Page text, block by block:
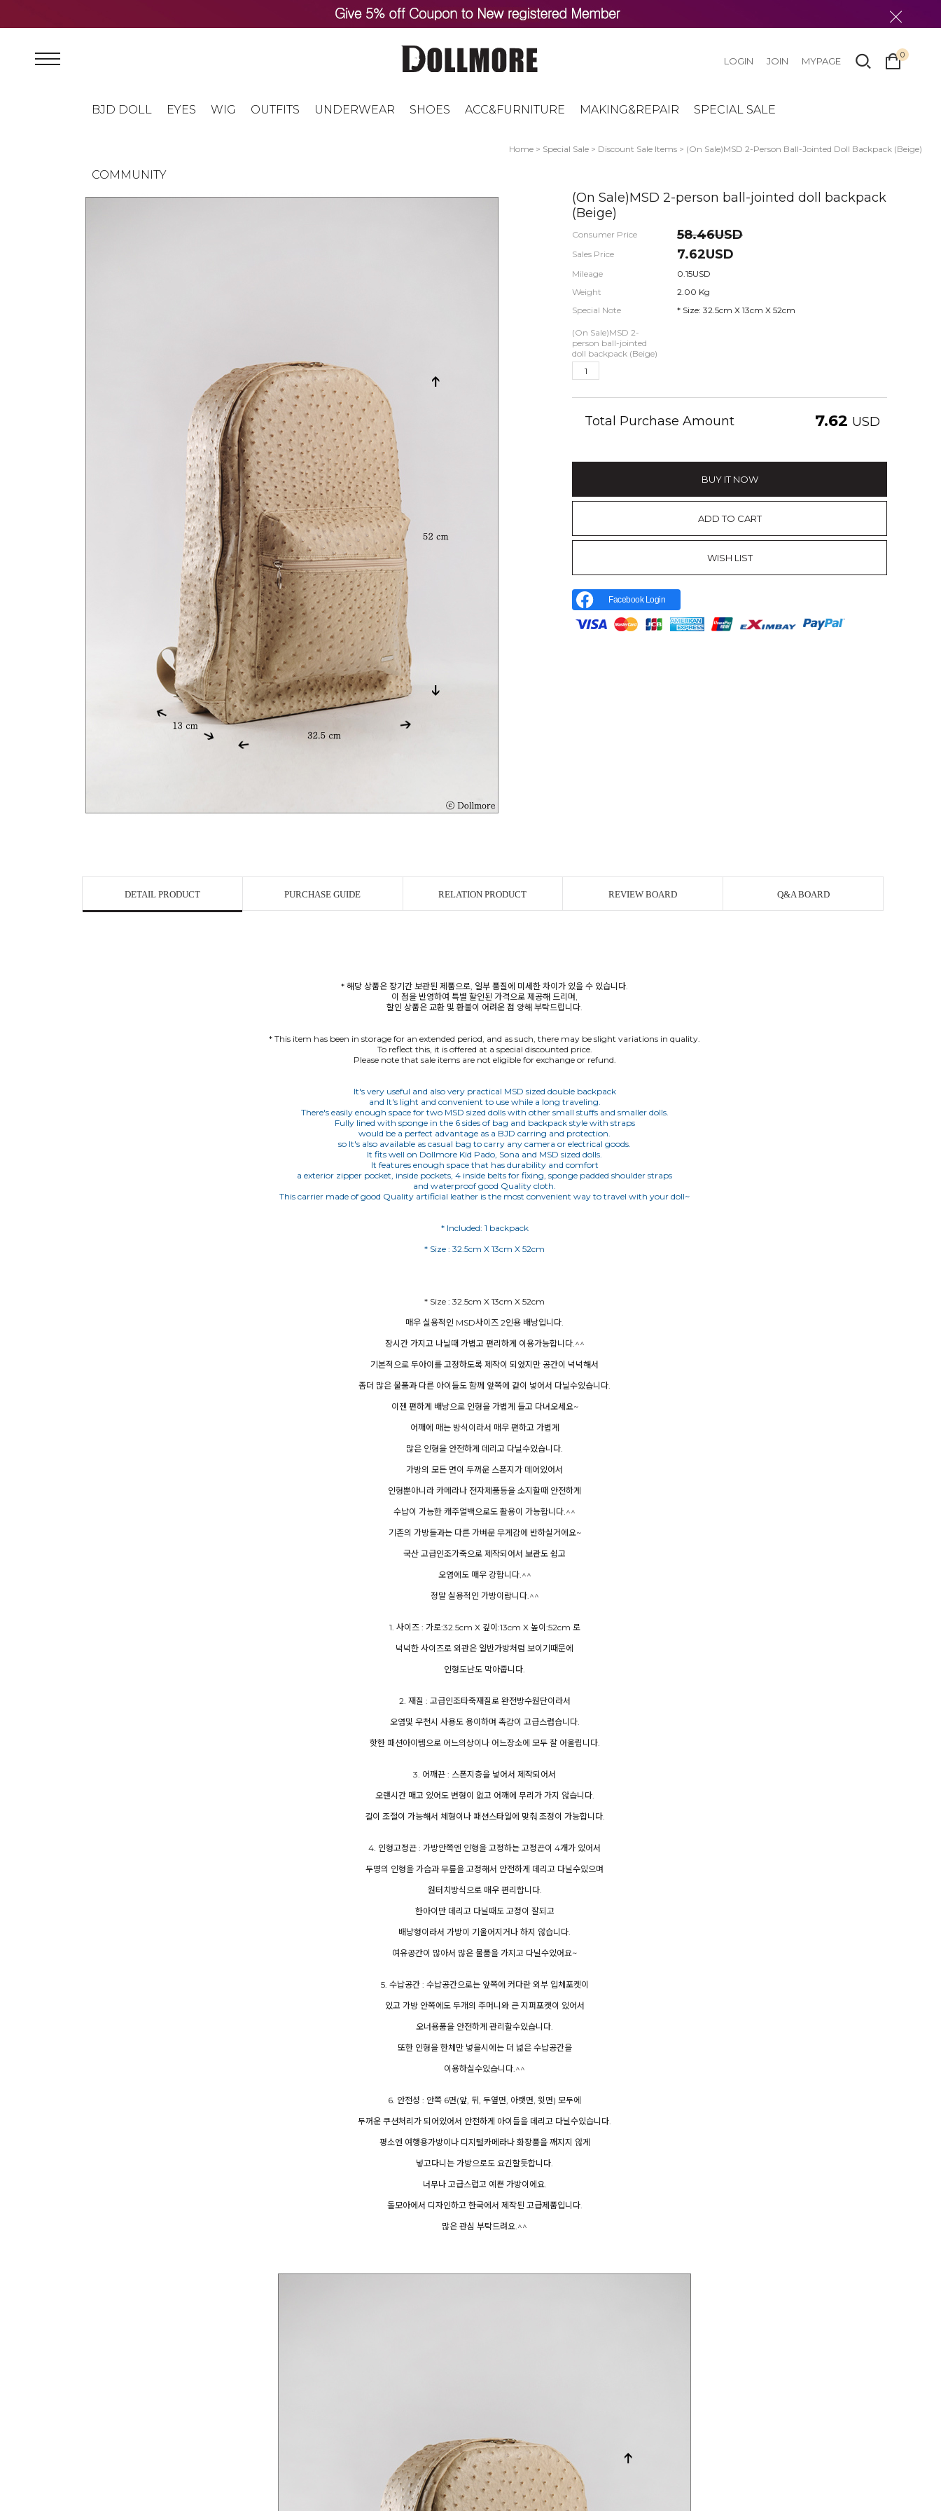
BJD DOLL EYES WIG OUTFITS UNDERWEAR SHOES ACC&FURNITURE MAKING&REPAIR SPECIAL SALE
COMMUNITY
LOGIN JOIN MYPAGE
0
Home > Special Sale > Discount Sale Items > (On Sale)MSD 2-Person Ball-Jointed Doll Backpack (Beige)
(On Sale)MSD 2-person ball-jointed doll backpack
(Beige)
Consumer Price 58.46USD
Sales Price 7.62USD
Mileage
0.15USD
Weight
2.00 Kg
Special Note
* Size: 32.5cm X 13cm X 52cm
(On Sale)MSD 2-
person ball-jointed
doll backpack (Beige)
Total Purchase Amount 7.62 USD
BUY IT NOW
ADD TO CART
WISH LIST
Facebook Login
DETAIL PRODUCT PURCHASE GUIDE RELATION PRODUCT REVIEW BOARD Q&A BOARD
* 해당 상품은 장기간 보관된 제품으로, 일부 품질에 미세한 차이가 있을 수 있습니다.
이 점을 반영하여 특별 할인된 가격으로 제공해 드리며,
할인 상품은 교환 및 환불이 어려운 점 양해 부탁드립니다.
* This item has been in storage for an extended period, and as such, there may be slight variations in quality.
To reflect this, it is offered at a special discounted price.
Please note that sale items are not eligible for exchange or refund.
It's very useful and also very practical MSD sized double backpack
and It's light and convenient to use while a long traveling.
There's easily enough space for two MSD sized dolls with other small stuffs and smaller dolls.
Fully lined with sponge in the 6 sides of bag and backpack style with straps
would be a perfect advantage as a BJD carring and protection.
so It's also available as casual bag to carry any camera or electrical goods.
It fits well on Dollmore Kid Pado, Sona and MSD sized dolls.
It features enough space that has durability and comfort
a exterior zipper pocket, inside pockets, 4 inside belts for fixing, sponge padded shoulder straps
and waterproof good Quality cloth.
This carrier made of good Quality artificial leather is the most convenient way to travel with your doll~
* Included: 1 backpack
* Size : 32.5cm X 13cm X 52cm
매우 실용적인 MSD사이즈 2인용 배낭입니다.
장시간 가지고 나닐때 가볍고 편리하게 이용가능합니다.^^
기본적으로 두아이를 고정하도록 제작이 되었지만 공간이 넉넉해서
좀더 많은 물품과 다른 아이들도 함께 앞쪽에 같이 넣어서 다닐수있습니다.
이젠 편하게 배낭으로 인형을 가볍게 들고 다녀오세요~
어깨에 매는 방식이라서 매우 편하고 가볍게
많은 인형을 안전하게 데리고 다닐수있습니다.
가방의 모든 면이 두꺼운 스폰지가 데어있어서
인형뿐아니라 카메라나 전자제품등을 소지할때 안전하게
수납이 가능한 캐주얼백으로도 활용이 가능합니다.^^
기존의 가방들과는 다른 가벼운 무게감에 반하실거에요~
국산 고급인조가죽으로 제작되어서 보관도 쉽고
오염에도 매우 강합니다.^^
정말 실용적인 가방이랍니다.^^
1. 사이즈 : 가로:32.5cm X 깊이:13cm X 높이:52cm 로
넉넉한 사이즈로 외관은 일반가방처럼 보이기때문에
인형도난도 막아줍니다.
2. 재질 : 고급인조타죽재질로 완전방수원단이라서
오염및 우천시 사용도 용이하며 촉감이 고급스럽습니다.
핫한 패션아이템으로 어느의상이나 어느장소에 모두 잘 어울립니다.
3. 어깨끈 : 스폰지층을 넣어서 제작되어서
오랜시간 매고 있어도 변형이 없고 어깨에 무리가 가지 않습니다.
길이 조절이 가능해서 체형이나 패션스타일에 맞춰 조정이 가능합니다.
4. 인형고정끈 : 가방안쪽엔 인형을 고정하는 고정끈이 4개가 있어서
두명의 인형을 가슴과 무릎을 고정해서 안전하게 데리고 다닐수있으며
원터치방식으로 매우 편리합니다.
한아이만 데리고 다닐때도 고정이 잘되고
배낭형이라서 가방이 기울어지거나 하지 않습니다.
여유공간이 많아서 많은 물품을 가지고 다닐수있어요~
5. 수납공간 : 수납공간으로는 앞쪽에 커다란 외부 입체포켓이
있고 가방 안쪽에도 두개의 주머니와 큰 지퍼포켓이 있어서
오너용품을 안전하게 관리할수있습니다.
또한 인형을 한체만 넣을시에는 더 넓은 수납공간을
이용하실수있습니다.^^
6. 안전성 : 안쪽 6면(앞, 뒤, 두옆면, 아랫면, 윗면) 모두에
두꺼운 쿠션처리가 되어있어서 안전하게 아이들을 데리고 다닐수있습니다.
평소엔 여행용가방이나 디지털카메라나 화장품을 깨지지 않게
넣고다니는 가방으로도 요긴할듯합니다.
너무나 고급스럽고 예쁜 가방이에요.
돌모아에서 디자인하고 한국에서 제작된 고급제품입니다.
많은 관심 부탁드려요.^^